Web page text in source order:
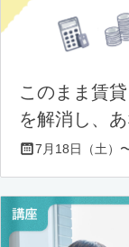
このまま賃
を解消し、
7月18日（土）